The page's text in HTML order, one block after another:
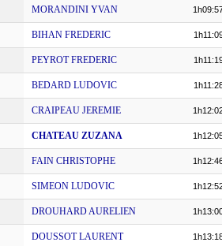
MORANDINI YVAN
BIHAN FREDERIC
PEYROT FREDERIC
BEDARD LUDOVIC
CRAIPEAU JEREMIE
CHATEAU ZUZANA
FAIN CHRISTOPHE
SIMEON LUDOVIC
DROUHARD AURELIEN
DOUSSOT LAURENT